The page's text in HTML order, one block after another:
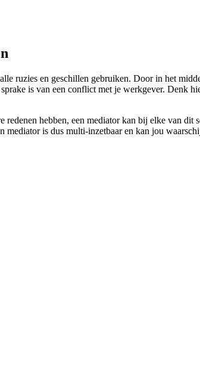
ruzies en geschillen gebruiken. Door in het
is van een conflict met je werkgever. Denk
hebben, een mediator kan bij elke van dit
mediator is dus multi-inzetbaar en kan jou